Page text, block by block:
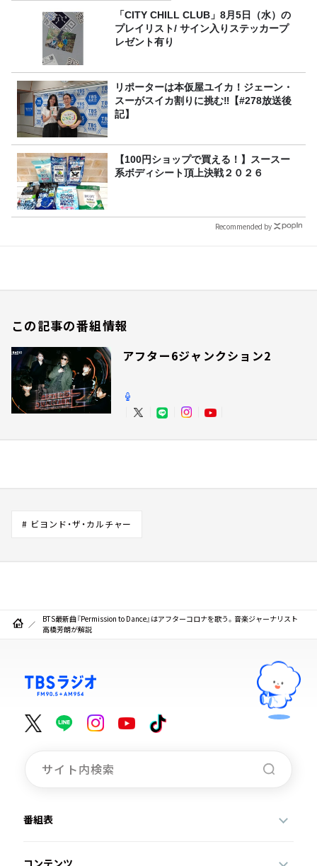
「CITY CHILL CLUB」8月5日（水）の
プレイリスト/ サイン入りステッカープ
レゼント有り
リポーターは本仮屋ユイカ！ジェーン・
スーがスイカ割りに挑む‼【#278放送後
記】
【100円ショップで買える！】スースー
系ボディシート頂上決戦２０２６
Recommended by
この記事の番組情報
アフター6ジャンクション2
# ビヨンド・ザ・カルチャー
BTS最新曲『Permission to Dance』はアフターコロナを歌う。音楽ジャーナリスト
高橋芳朗が解説
番組表
コンテンツ